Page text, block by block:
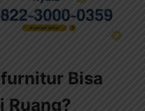
Bisa
Ruang?